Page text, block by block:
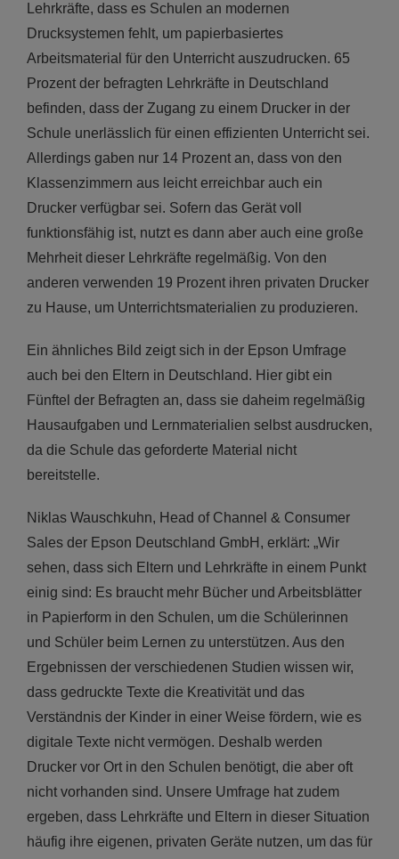
Lehrkräfte, dass es Schulen an modernen
Drucksystemen fehlt, um papierbasiertes
Arbeitsmaterial für den Unterricht auszudrucken. 65
Prozent der befragten Lehrkräfte in Deutschland
befinden, dass der Zugang zu einem Drucker in der
Schule unerlässlich für einen effizienten Unterricht sei.
Allerdings gaben nur 14 Prozent an, dass von den
Klassenzimmern aus leicht erreichbar auch ein
Drucker verfügbar sei. Sofern das Gerät voll
funktionsfähig ist, nutzt es dann aber auch eine große
Mehrheit dieser Lehrkräfte regelmäßig. Von den
anderen verwenden 19 Prozent ihren privaten Drucker
zu Hause, um Unterrichtsmaterialien zu produzieren.
Ein ähnliches Bild zeigt sich in der Epson Umfrage
auch bei den Eltern in Deutschland. Hier gibt ein
Fünftel der Befragten an, dass sie daheim regelmäßig
Hausaufgaben und Lernmaterialien selbst ausdrucken,
da die Schule das geforderte Material nicht
bereitstelle.
Niklas Wauschkuhn, Head of Channel & Consumer
Sales der Epson Deutschland GmbH, erklärt: „Wir
sehen, dass sich Eltern und Lehrkräfte in einem Punkt
einig sind: Es braucht mehr Bücher und Arbeitsblätter
in Papierform in den Schulen, um die Schülerinnen
und Schüler beim Lernen zu unterstützen. Aus den
Ergebnissen der verschiedenen Studien wissen wir,
dass gedruckte Texte die Kreativität und das
Verständnis der Kinder in einer Weise fördern, wie es
digitale Texte nicht vermögen. Deshalb werden
Drucker vor Ort in den Schulen benötigt, die aber oft
nicht vorhanden sind. Unsere Umfrage hat zudem
ergeben, dass Lehrkräfte und Eltern in dieser Situation
häufig ihre eigenen, privaten Geräte nutzen, um das für